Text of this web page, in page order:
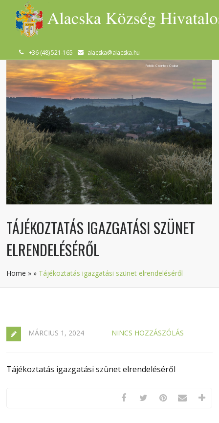
+36 (48) 521-165 alacska@alacska.hu
Fotók: Csontos Csaba
TÁJÉKOZTATÁS IGAZGATÁSI SZÜNET
ELRENDELÉSÉRŐL
Home » » Tájékoztatás igazgatási szünet elrendeléséről
MÁRCIUS 1, 2024 NINCS HOZZÁSZÓLÁS
Tájékoztatás igazgatási szünet elrendeléséről